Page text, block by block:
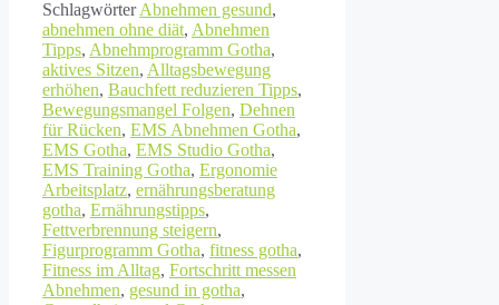
SchlagwörterAbnehmen gesund,
abnehmen ohne diät, Abnehmen
Tipps, Abnehmprogramm Gotha,
aktives Sitzen, Alltagsbewegung
erhöhen, Bauchfett reduzieren Tipps,
Bewegungsmangel Folgen, Dehnen
für Rücken, EMS Abnehmen Gotha,
EMS Gotha, EMS Studio Gotha,
EMS Training Gotha, Ergonomie
Arbeitsplatz, ernährungsberatung
gotha, Ernährungstipps,
Fettverbrennung steigern,
Figurprogramm Gotha, fitness gotha,
Fitness im Alltag, Fortschritt messen
Abnehmen, gesund in gotha,